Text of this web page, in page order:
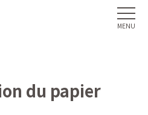
du papier